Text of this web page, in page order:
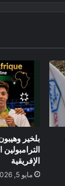
بلخير
الإفريقية
مايو 5, 2026